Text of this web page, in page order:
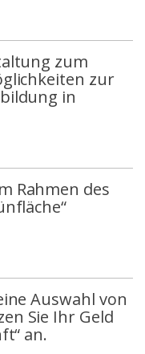
zum
zur
in
Rahmen des
Auswahl von
Sie Ihr Geld
an.